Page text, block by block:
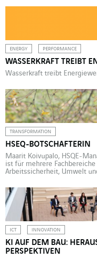
Euro ist Nexigen, das
Hafenanlagen von
Hafenstandorts. Bis 2030 soll
ENERGY PERFORMANCE
WASSERKRAFT TREIBT
Wasserkraft treibt
TRANSFORMATION
HSEQ-BOTSCHAFTERIN
Maarit Koivupalo, HSQE-
ist für mehrere
Arbeitssicherheit, Umwelt
externes Wachstum seine
hat eine Leidenschaft:
gerne ein Ziel. Ich muss
ICT INNOVATION
KI AUF DEM BAU:
PERSPEKTIVEN